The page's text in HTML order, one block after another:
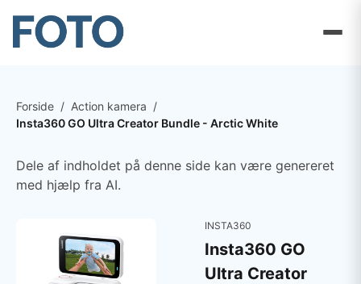
Forside / Action kamera /
Insta360 GO Ultra Creator Bundle - Arctic White
Dele af indholdet på denne side kan være genereret
med hjælp fra AI.
INSTA360
Insta360 GO
Ultra Creator